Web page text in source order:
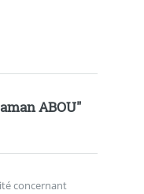
ABOU"
concernant